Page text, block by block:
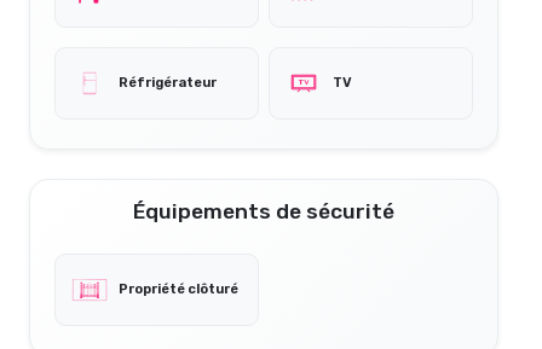
Réfrigérateur TV
Équipements de sécurité
Propriété clôturé